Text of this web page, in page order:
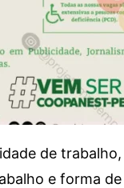
de
e forma